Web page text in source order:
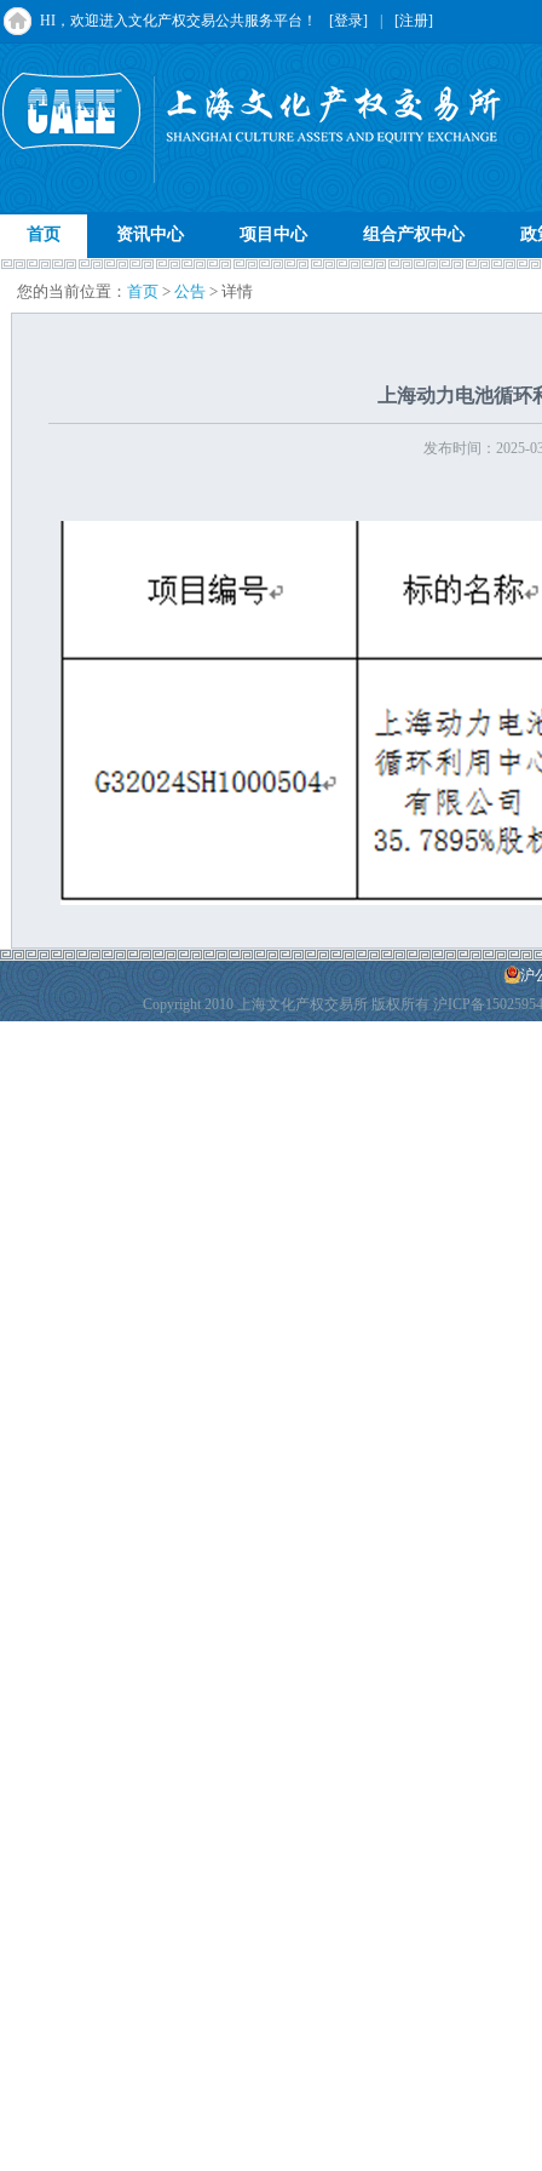
HI，欢迎进入文化产权交易公共服务平台！ [登录] [注册]
首页 资讯中心 项目中心 组合产权中心 政
您的当前位置： 首页 > 公告 > 详情
上海动力电池循
发布时间：2025-
沪
Copyright 2010 上海文化产权交易所 版权所有沪ICP备